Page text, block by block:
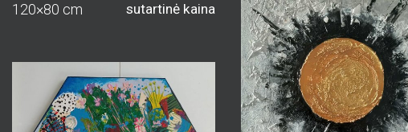
120×80 cm
sutartinė kaina